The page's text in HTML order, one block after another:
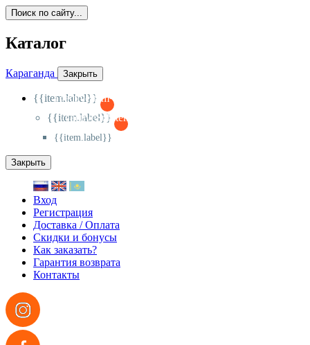
Поиск по сайту...
Каталог
Караганда Закрыть
{{item.label}}
{{activeItem==item.id?'-
{{item.label}}
{{activeSubitem==item.id?'-
{{item.label}}
Закрыть
Вход
Регистрация
Доставка / Оплата
Скидки и бонусы
Как заказать?
Гарантия возврата
Контакты